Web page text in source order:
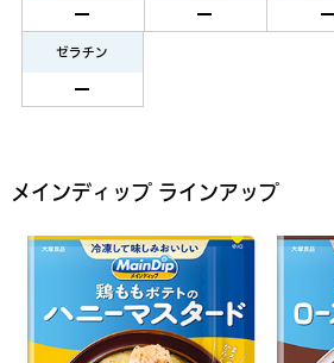
ゼラチン
メインディップ ラインアップ